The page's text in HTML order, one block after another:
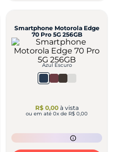
Smartphone Motorola Edge
70 Pro 5G 256GB
Azul Escuro
R$ 0,00à vista
ou em até 0x de R$ 0,00